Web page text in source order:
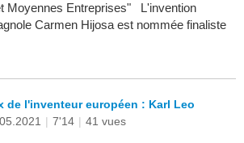
Moyennes Entreprises" L'invention
Carmen Hijosa est nommée finaliste
de l'inventeur européen : Karl Leo
| 7'14 | 41 vues